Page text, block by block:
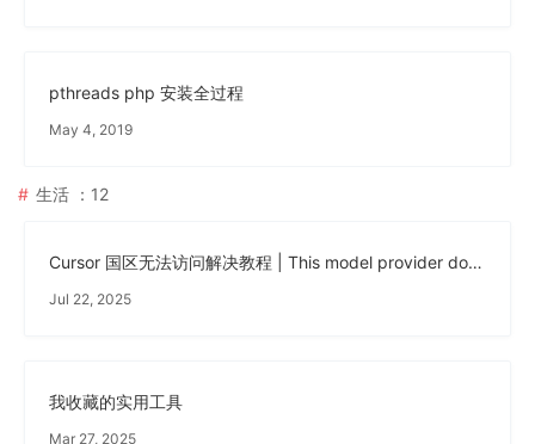
pthreads php 安装全过程
May 4, 2019
生活 ：12
Cursor 国区无法访问解决教程 | This model provider doesn't serve your region. Visit https:/docs.cursor.com/account/regions for more information.
Jul 22, 2025
我收藏的实用工具
Mar 27, 2025